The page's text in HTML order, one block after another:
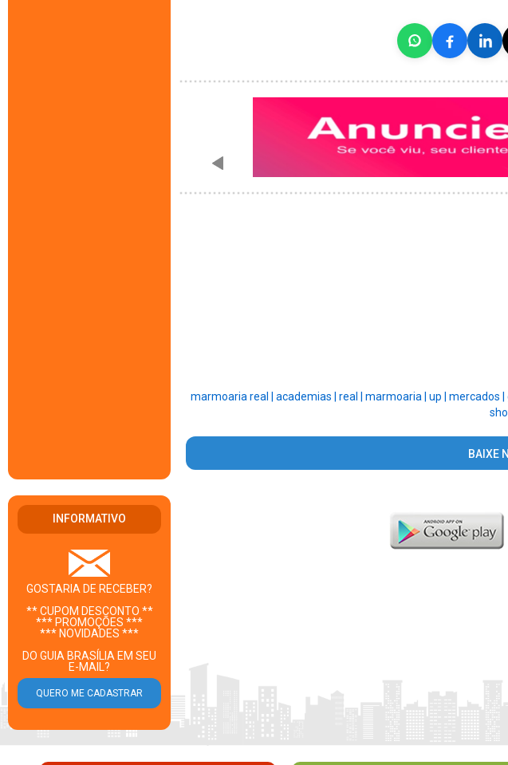
INFORMATIVO
GOSTARIA DE RECEBER?
** CUPOM DESCONTO **
*** PROMOÇÕES ***
*** NOVIDADES ***
DO GUIA BRASÍLIA EM SEU
E-MAIL?
marmoaria real | academias | real | marmoaria | up | mercados |
BAIXE